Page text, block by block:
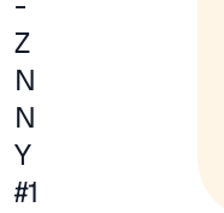
Z
N
N
Y
#1